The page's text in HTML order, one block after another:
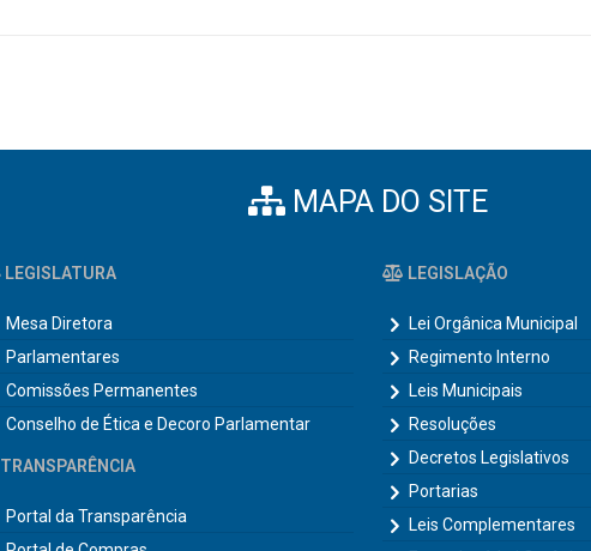
MAPA DO SITE
LEGISLATURA
Mesa Diretora
Parlamentares
Comissões Permanentes
Conselho de Ética e Decoro Parlamentar
TRANSPARÊNCIA
Portal da Transparência
LEGISLAÇÃO
Lei Orgânica Municipal
Regimento Interno
Leis Municipais
Resoluções
Decretos Legislativos
Portarias
Leis Complementares